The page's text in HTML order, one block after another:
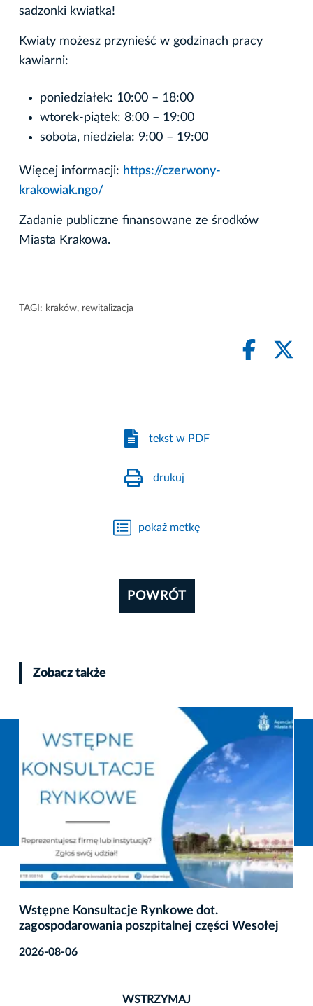
sadzonki kwiatka!
Kwiaty możesz przynieść w godzinach pracy
kawiarni:
poniedziałek: 10:00 – 18:00
wtorek-piątek: 8:00 – 19:00
sobota, niedziela: 9:00 – 19:00
Więcej informacji: https://czerwony-
krakowiak.ngo/
Zadanie publiczne finansowane ze środków
Miasta Krakowa.
TAGI: kraków, rewitalizacja
tekst w PDF
drukuj
pokaż metkę
POWRÓT
Zobacz także
Wstępne Konsultacje Rynkowe dot.
zagospodarowania poszpitalnej części Wesołej
2026-08-06
WSTRZYMAJ